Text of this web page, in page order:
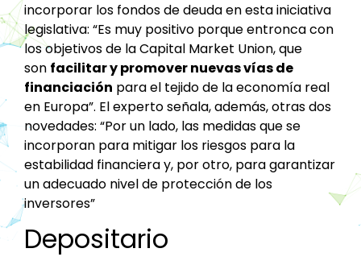
incorporar los fondos de deuda en esta iniciativa
legislativa: “Es muy positivo porque entronca con
los objetivos de la Capital Market Union, que
son facilitar y promover nuevas vías de
financiación para el tejido de la economía real
en Europa”. El experto señala, además, otras dos
novedades: “Por un lado, las medidas que se
incorporan para mitigar los riesgos para la
estabilidad financiera y, por otro, para garantizar
un adecuado nivel de protección de los
inversores”
Depositario